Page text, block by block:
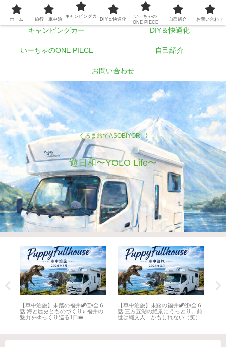
くるま旅でASOBIYORI💨
遊日和〜YOLO Life〜
ホーム 旅行・車中泊
キャンピングカー DIY＆快適化
いーちゃのONE PIECE 自己紹介
お問い合わせ
【車中泊旅】未踏の福井🦖⑤/全６
話 海と歴史とものづくり♪ 福井の
魅力をゆっくり巡る1日🚐
【車中泊旅】未踏の福井🦖④/全６
話 三方五湖の絶景にうっとり。前
世は縄文人…かもしれない（笑）
ホーム 旅行・車中泊
キャンピングカ
ー
DIY＆快適化
いーちゃの
ONE PIECE
自己紹介 お問い合わせ